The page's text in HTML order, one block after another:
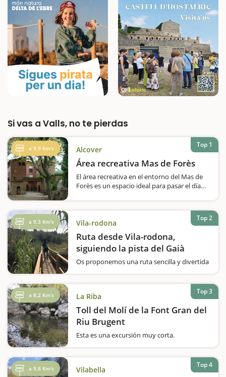
Si vas a Valls, no te pierdas
a 9,9 Km's Alcover
Área recreativa Mas de Forès
El área recreativa en el entorno del Mas de
Forès es un espacio ideal para pasar el día
encontraréis diferentes pozas…
Top 1
a 9,3 Km's Vila-rodona
Ruta desde Vila-rodona,
siguiendo la pista del Gaià
Os proponemos una ruta sencilla y divertida
pero nosotros empezamos la aventura en
Vila-rodona. Dónde aparcar el coche Una vez
aparcados…
Top 2
a 8,2 Km's La Riba
Toll del Molí de la Font Gran del
Riu Brugent
Esta es una excursión muy corta.
proponemos dejar el coche. Sólo tendréis
que caminar 25 metros hasta encontrar esta
Top 3
a 9,8 Km's Vilabella
Top 4